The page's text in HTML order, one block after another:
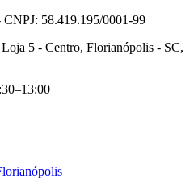
CNPJ: 58.419.195/0001-99
5 - Centro, Florianópolis - SC,